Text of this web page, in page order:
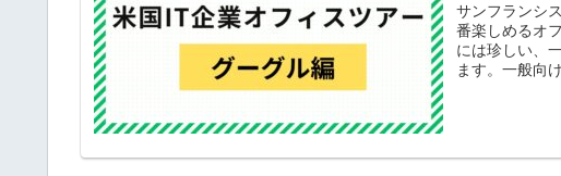
サンフランシ
番楽しめるオ
には珍しい、
ます。一般向
能。本社周辺